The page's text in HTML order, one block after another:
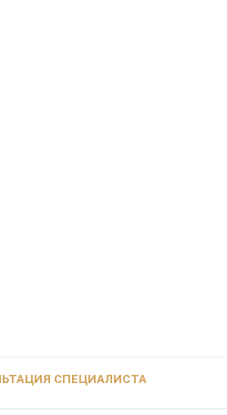
СПЕЦИАЛИСТА